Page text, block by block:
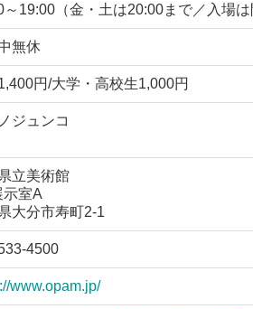
～19:00（金・土は20:00まで／入場は
無休
円/大学・高校生1,000円
ジュンコ
立美術館
示室A
大分市寿町2-1
4500
www.opam.jp/